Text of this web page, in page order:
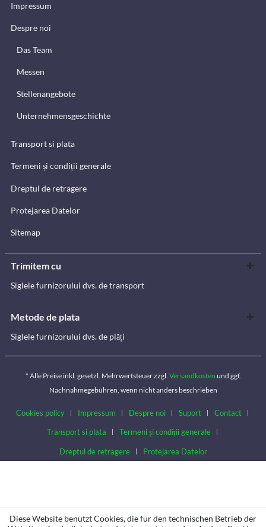
Impressum
Despre noi
Das Team
Messen
Stellenangebote
Unternehmensgeschichte
Transport si plata
Termeni și condiții generale
Dreptul de retragere
Protejarea Datelor
Sitemap
Trimitem cu
Siglele furnizorului dvs. de transport
Metode de plata
Siglele furnizorului dvs. de plăți
* Alle Preise inkl. gesetzl. Mehrwertsteuer zzgl. Versandkosten und ggf.
Nachnahmegebühren, wenn nicht anders beschrieben
Cookies policy Impressum Despre noi Suport
Contact
Transport si plata
Termeni și condiții generale
Dreptul de retragere Protejarea Datelor
Diese Website benutzt Cookies, die für den technischen Betrieb der